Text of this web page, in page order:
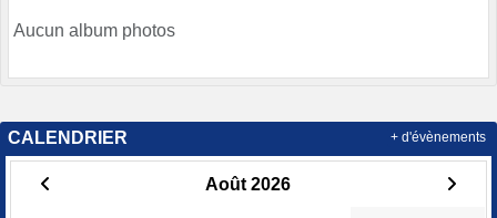
Aucun album photos
CALENDRIER
Août 2026
+ d'évènements